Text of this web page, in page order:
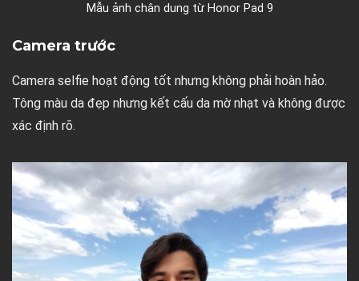
Mẫu ảnh chân dung từ Honor Pad 9
Camera trước
Camera selfie hoạt động tốt nhưng không phải hoàn hảo.
Tông màu da đẹp nhưng kết cấu da mờ nhạt và không được
xác định rõ.